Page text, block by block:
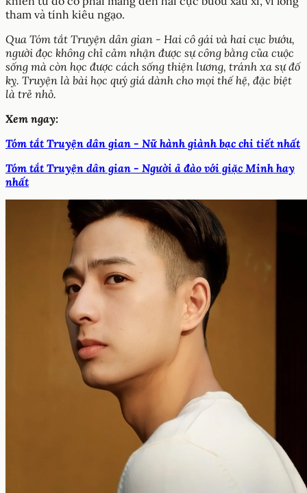
tham và tính kiêu ngạo.
Qua Tóm tắt Truyện dân gian - Hai cô gái và hai cục bướu,
người đọc không chỉ cảm nhận được sự công bằng của cuộc
sống mà còn học được cách sống thiện lương, tránh xa sự đố
kỵ. Truyện là bài học quý giá dành cho mọi thế hệ, đặc biệt
là trẻ nhỏ.
Xem ngay:
Tóm tắt Truyện dân gian - Nữ hành giành bạc chi tiết nhất
Tóm tắt Truyện dân gian - Người ả đào với giặc Minh hay
nhất